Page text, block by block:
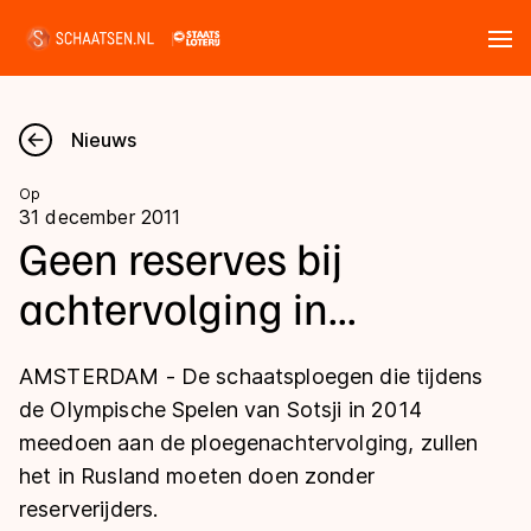
Nieuws
Kalender
Disciplines
Langebaan
Shorttrack
Inlineskaten
Uitslagen
Langebaan
Shorttrack
Marathon
Tijden & historie
Ranglijsten Langebaan
Nieuws
Op
31 december 2011
Geen reserves bij
achtervolging in...
AMSTERDAM - De schaatsploegen die tijdens
de Olympische Spelen van Sotsji in 2014
meedoen aan de ploegenachtervolging, zullen
het in Rusland moeten doen zonder
reserverijders.